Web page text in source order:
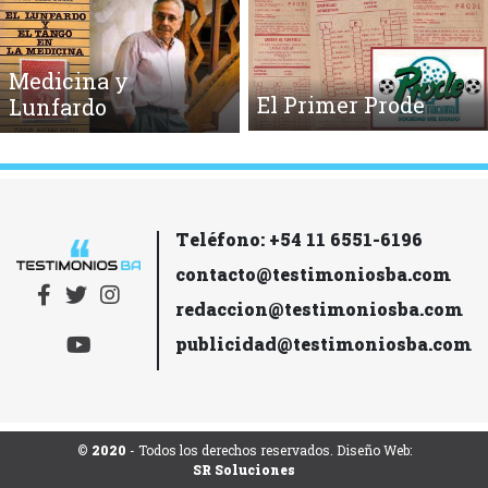
Medicina y
Lunfardo
El Primer Prode
Teléfono: +54 11 6551-6196
contacto@testimoniosba.com
redaccion@testimoniosba.com
publicidad@testimoniosba.com
© 2020 - Todos los derechos reservados. Diseño Web:
SR Soluciones